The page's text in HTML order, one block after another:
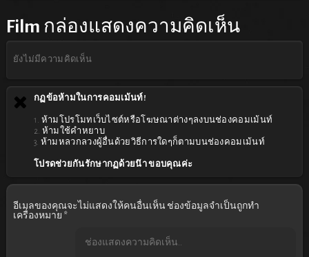
Film กล่องแสดงความคิดเห็น
ยังไม่มีความคิดเห็น
กฏข้อห้ามในการคอมเม้นท์!
1. ห้ามโปรโมทเว็บไซต์หรือโฆษณาต่างๆลงบนช่องคอมเม้นท์
2. ห้ามใช้คำหยาบ
3. ห้ามหลวกลวงผู้อื่นด้วยวิธีการใดๆก็ตามบนช่องคอมเม้นท์
โปรดช่วยกันรักษากฏด้วยน๊า ขอบคุณค่ะ
อีเมลของคุณจะไม่แสดงให้คนอื่นเห็น ช่องข้อมูลจำเป็นถูกทำ
เครื่องหมาย *